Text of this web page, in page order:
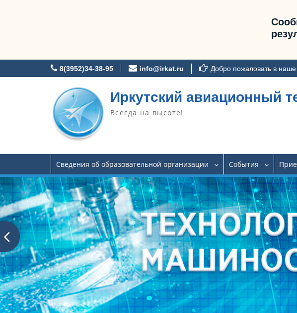
к
8(3952)34-38-95 info@irkat.ru Добро пожаловать в
Иркутский авиационный
Всегда на высоте!
Сведения об образовательной организации События